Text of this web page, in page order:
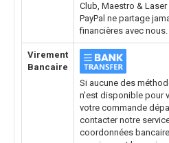
Club, Maestro & Laser
PayPal ne partage
financières avec nous.
Virement
Bancaire
Si aucune des
n'est disponible pour
votre commande
contacter notre
coordonnées